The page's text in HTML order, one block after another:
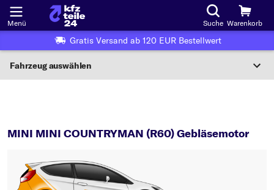
Menü Suche Warenkorb
Gratis Versand ab 120 EUR Bestellwert
Fahrzeug auswählen
Wo finde ich die?
Oder
MINI MINI COUNTRYMAN (R60) Gebläsemotor